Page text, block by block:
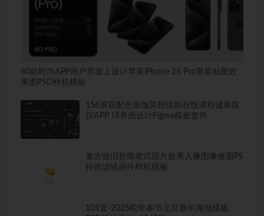
60款时尚APP用户界面上设计苹果iPhone 15 Pro屏幕贴图效
果图PSD样机模板
156屏双配色瑜伽冥想锻炼在线课程健康跟
踪APP UI界面设计Figma模板套件
复古做旧折痕老式照片效果人像图像修图PS
特效滤镜插件样机模板
101套-2025蛇年春节元旦新年海报模板